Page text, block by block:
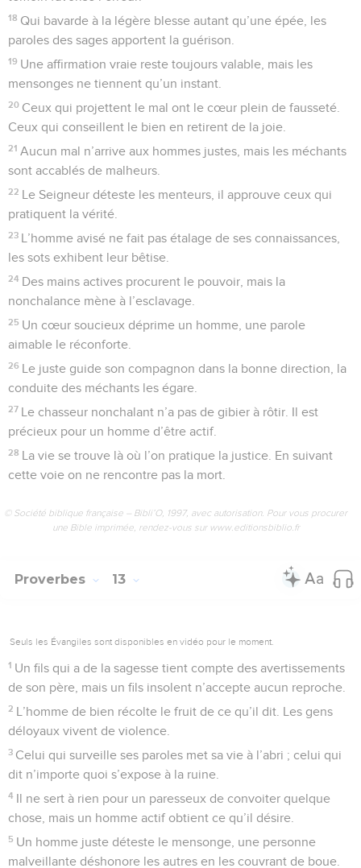
18 Qui bavarde à la légère blesse autant qu’une épée, les
paroles des sages apportent la guérison.
19 Une affirmation vraie reste toujours valable, mais les
mensonges ne tiennent qu’un instant.
20 Ceux qui projettent le mal ont le cœur plein de fausseté.
Ceux qui conseillent le bien en retirent de la joie.
21 Aucun mal n’arrive aux hommes justes, mais les méchants
sont accablés de malheurs.
22 Le Seigneur déteste les menteurs, il approuve ceux qui
pratiquent la vérité.
23 L’homme avisé ne fait pas étalage de ses connaissances,
les sots exhibent leur bêtise.
24 Des mains actives procurent le pouvoir, mais la
nonchalance mène à l’esclavage.
25 Un cœur soucieux déprime un homme, une parole
aimable le réconforte.
26 Le juste guide son compagnon dans la bonne direction, la
conduite des méchants les égare.
27 Le chasseur nonchalant n’a pas de gibier à rôtir. Il est
précieux pour un homme d’être actif.
28 La vie se trouve là où l’on pratique la justice. En suivant
cette voie on ne rencontre pas la mort.
© Société biblique française – Bibli’O, 1997, avec autorisation. Pour vous procurer
une Bible imprimée, rendez-vous sur www.editionsbiblio.fr
Proverbes 13
Seuls les Évangiles sont disponibles en vidéo pour le moment.
1 Un fils qui a de la sagesse tient compte des avertissements
de son père, mais un fils insolent n’accepte aucun reproche.
2 L’homme de bien récolte le fruit de ce qu’il dit. Les gens
déloyaux vivent de violence.
3 Celui qui surveille ses paroles met sa vie à l’abri ; celui qui
dit n’importe quoi s’expose à la ruine.
4 Il ne sert à rien pour un paresseux de convoiter quelque
chose, mais un homme actif obtient ce qu’il désire.
5 Un homme juste déteste le mensonge, une personne
malveillante déshonore les autres en les couvrant de boue.